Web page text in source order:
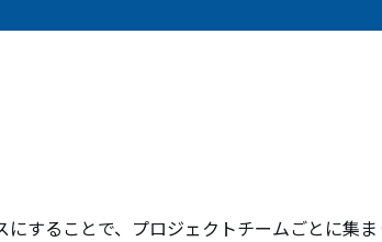
にすることで、プロジェクトチームごとに集ま